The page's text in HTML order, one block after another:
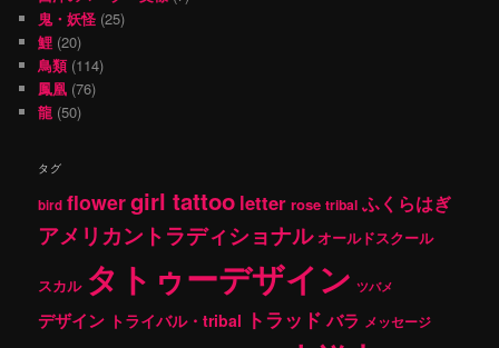
鬼・妖怪 (25)
鯉 (20)
鳥類(114)
鳳凰 (76)
龍 (50)
タグ
bird flowergirl tattoo letter rose tribal ふくらはぎ
アメリカントラディショナル オールドスクール
スカル タトゥーデザイン ツバメ
デザイン トライバル・tribal トラッド バラ メッセージ